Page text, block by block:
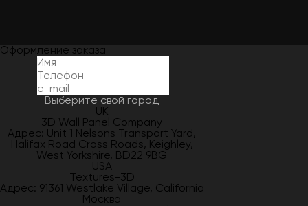
Оформление заказа
Выберите свой город
UK
3D Wall Panel Company
Адрес: Unit 1 Nelsons Transport Yard,
Halifax Road Cross Roads, Keighley,
West Yorkshire, BD22 9BG
USA
Textures-3D
Адрес: 91361 Westlake Village, California
Москва